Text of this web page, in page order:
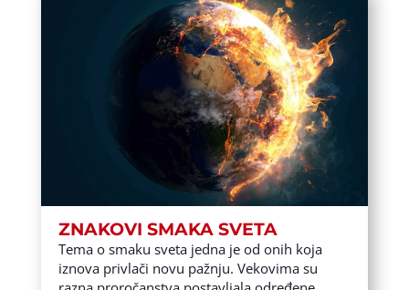
ZNAKOVI SMAKA SVETA
Tema o smaku sveta jedna je od onih koja
iznova privlači novu pažnju. Vekovima su